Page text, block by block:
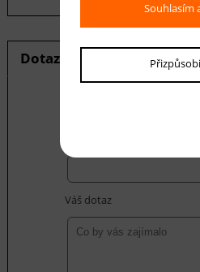
Dotaz na produkt
Váš dotaz
Souhlasím